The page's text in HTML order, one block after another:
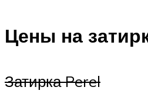
Цены на
Затирка Perel